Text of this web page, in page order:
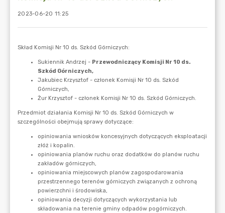
2023-06-20 11:25